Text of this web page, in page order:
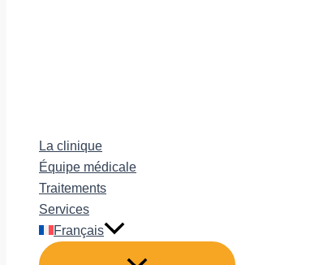
La clinique
Équipe médicale
Traitements
Services
Français